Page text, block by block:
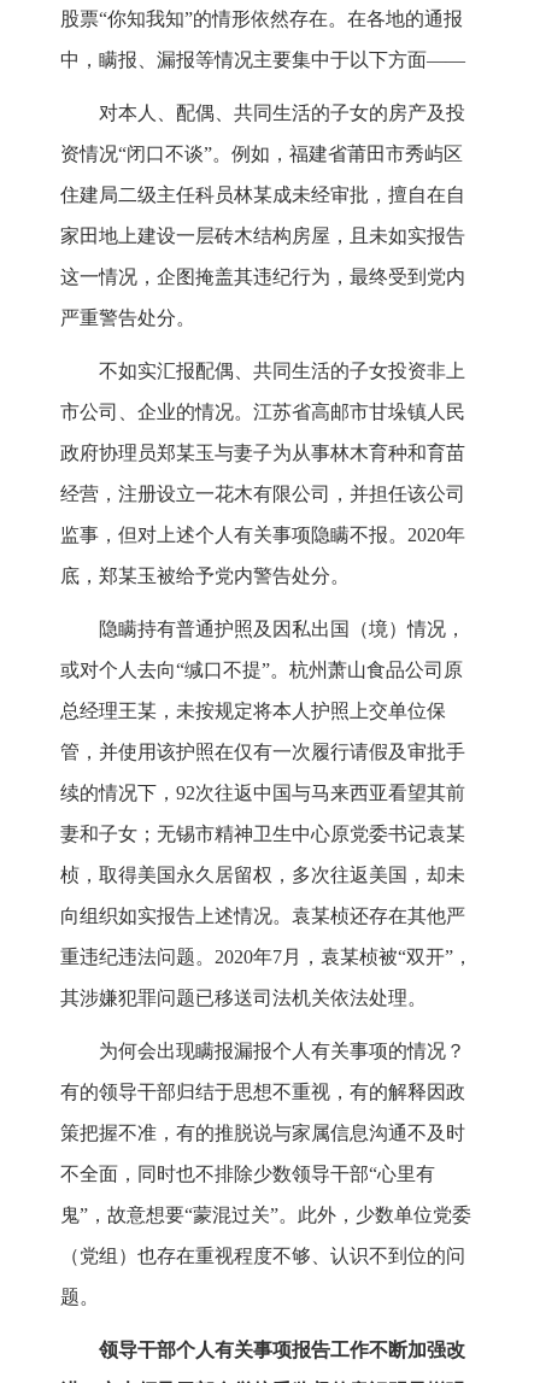
股票“你知我知”的情形依然存在。在各地的通报
中，瞒报、漏报等情况主要集中于以下方面——
对本人、配偶、共同生活的子女的房产及投
资情况“闭口不谈”。例如，福建省莆田市秀屿区
住建局二级主任科员林某成未经审批，擅自在自
家田地上建设一层砖木结构房屋，且未如实报告
这一情况，企图掩盖其违纪行为，最终受到党内
严重警告处分。
不如实汇报配偶、共同生活的子女投资非上
市公司、企业的情况。江苏省高邮市甘垛镇人民
政府协理员郑某玉与妻子为从事林木育种和育苗
经营，注册设立一花木有限公司，并担任该公司
监事，但对上述个人有关事项隐瞒不报。2020年
底，郑某玉被给予党内警告处分。
隐瞒持有普通护照及因私出国（境）情况，
或对个人去向“缄口不提”。杭州萧山食品公司原
总经理王某，未按规定将本人护照上交单位保
管，并使用该护照在仅有一次履行请假及审批手
续的情况下，92次往返中国与马来西亚看望其前
妻和子女；无锡市精神卫生中心原党委书记袁某
桢，取得美国永久居留权，多次往返美国，却未
向组织如实报告上述情况。袁某桢还存在其他严
重违纪违法问题。2020年7月，袁某桢被“双开”，
其涉嫌犯罪问题已移送司法机关依法处理。
为何会出现瞒报漏报个人有关事项的情况？
有的领导干部归结于思想不重视，有的解释因政
策把握不准，有的推脱说与家属信息沟通不及时
不全面，同时也不排除少数领导干部“心里有
鬼”，故意想要“蒙混过关”。此外，少数单位党委
（党组）也存在重视程度不够、认识不到位的问
题。
领导干部个人有关事项报告工作不断加强改